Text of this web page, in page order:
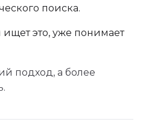
поиска.
ищет это, уже понимает
подход, а более